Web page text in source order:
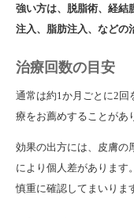
強い方は、脱脂術、経結
注入、脂肪注入、などの
治療回数の目安
通常は約1か月ごとに2回
療をお薦めすることがあ
効果の出方には、皮膚の
により個人差があります
慎重に確認してまいりま